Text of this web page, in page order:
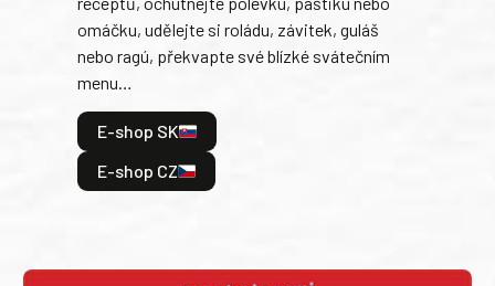
omáčku, udělejte si roládu, závitek, guláš
nebo ragú, překvapte své blízké svátečním
menu…
E-shop SK
E-shop CZ